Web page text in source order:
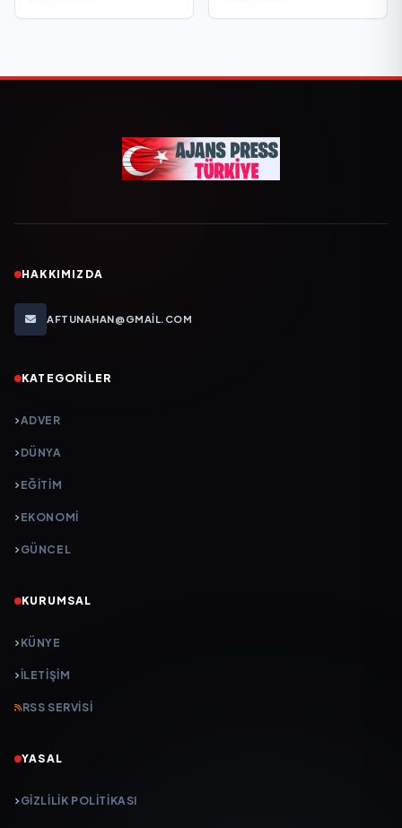
HAKKIMIZDA
AFTUNAHAN@GMAIL.COM
KATEGORILER
ADVER
DÜNYA
EĞİTİM
EKONOMİ
GÜNCEL
KURUMSAL
KÜNYE
İLETIŞIM
RSS SERVISI
YASAL
GIZLILIK POLITIKASI